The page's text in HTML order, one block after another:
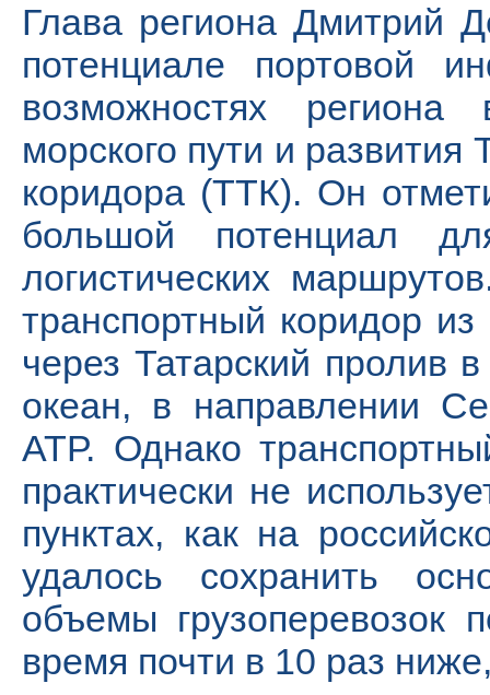
Глава региона Дмитрий
потенциале портовой
возможностях
морского пути и развития
коридора (ТТК). Он
большой потенциал
логистических
транспортный коридор
через Татарский пролив
океан, в направлении
АТР. Однако
практически не
пунктах, как на
удалось сохранить
объемы грузоперевозок
время почти в 10 раз